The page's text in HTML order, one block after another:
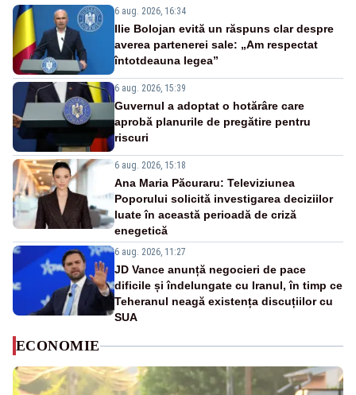
6 aug. 2026, 16:34
Ilie Bolojan evită un răspuns clar despre
averea partenerei sale: „Am respectat
întotdeauna legea”
6 aug. 2026, 15:39
Guvernul a adoptat o hotărâre care
aprobă planurile de pregătire pentru
riscuri
6 aug. 2026, 15:18
Ana Maria Păcuraru: Televiziunea
Poporului solicită investigarea deciziilor
luate în această perioadă de criză
enegetică
6 aug. 2026, 11:27
JD Vance anunță negocieri de pace
dificile și îndelungate cu Iranul, în timp ce
Teheranul neagă existența discuțiilor cu
SUA
ECONOMIE